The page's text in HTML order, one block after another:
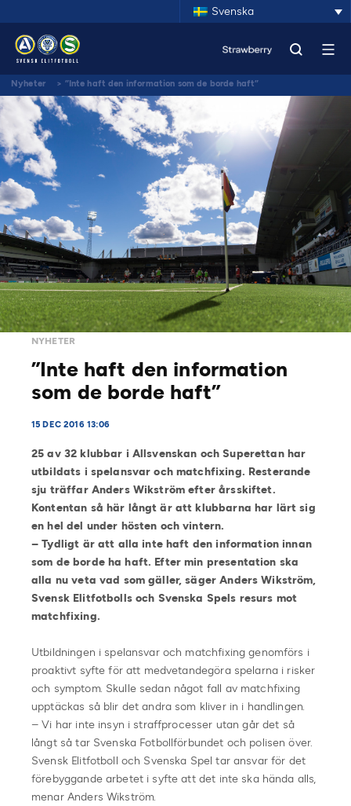
Svenska
Nyheter > ”Inte haft den information som de borde haft”
NYHETER
”Inte haft den information
som de borde haft”
15 DEC 2016 13:06
25 av 32 klubbar i Allsvenskan och Superettan har
utbildats i spelansvar och matchfixing. Resterande
sju träffar Anders Wikström efter årsskiftet.
Kontentan så här långt är att klubbarna har lärt sig
en hel del under hösten och vintern.
– Tydligt är att alla inte haft den information innan
som de borde ha haft. Efter min presentation ska
alla nu veta vad som gäller, säger Anders Wikström,
Svensk Elitfotbolls och Svenska Spels resurs mot
matchfixing.
Utbildningen i spelansvar och matchfixing genomförs i
proaktivt syfte för att medvetandegöra spelarna i risker
och symptom. Skulle sedan något fall av matchfixing
upptäckas så blir det andra som kliver in i handlingen.
– Vi har inte insyn i straffprocesser utan går det så
långt så tar Svenska Fotbollförbundet och polisen över.
Svensk Elitfotboll och Svenska Spel tar ansvar för det
förebyggande arbetet i syfte att det inte ska hända alls,
menar Anders Wikström.